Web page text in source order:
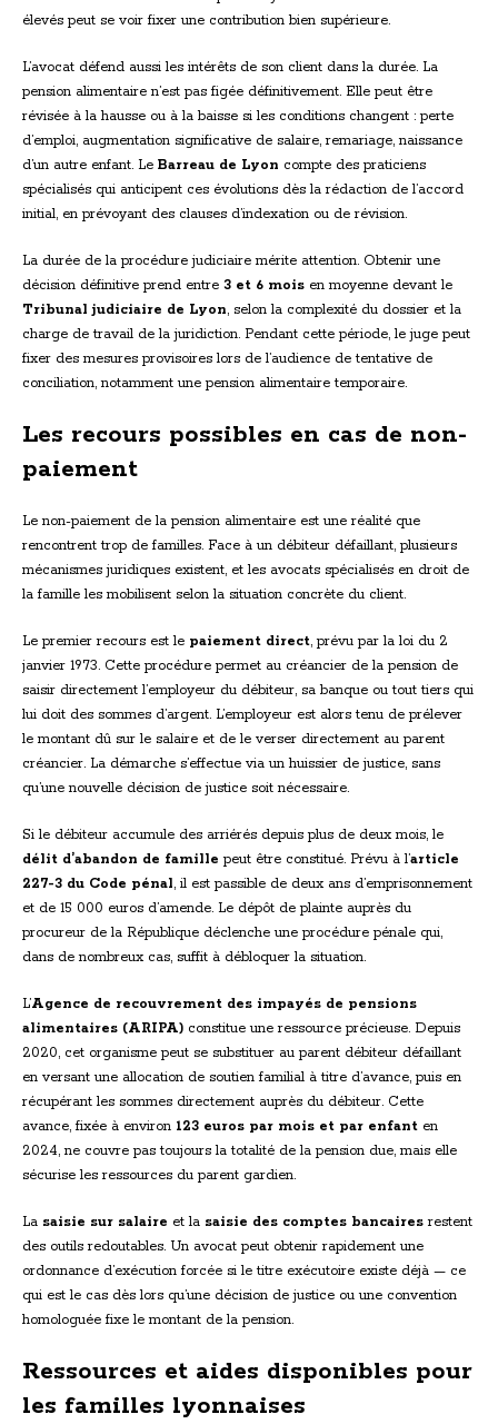
élevés peut se voir fixer une contribution bien supérieure.
L’avocat défend aussi les intérêts de son client dans la durée. La
pension alimentaire n’est pas figée définitivement. Elle peut être
révisée à la hausse ou à la baisse si les conditions changent : perte
d’emploi, augmentation significative de salaire, remariage, naissance
d’un autre enfant. Le Barreau de Lyon compte des praticiens
spécialisés qui anticipent ces évolutions dès la rédaction de l’accord
initial, en prévoyant des clauses d’indexation ou de révision.
La durée de la procédure judiciaire mérite attention. Obtenir une
décision définitive prend entre 3 et 6 mois en moyenne devant le
Tribunal judiciaire de Lyon, selon la complexité du dossier et la
charge de travail de la juridiction. Pendant cette période, le juge peut
fixer des mesures provisoires lors de l’audience de tentative de
conciliation, notamment une pension alimentaire temporaire.
Les recours possibles en cas de non-
paiement
Le non-paiement de la pension alimentaire est une réalité que
rencontrent trop de familles. Face à un débiteur défaillant, plusieurs
mécanismes juridiques existent, et les avocats spécialisés en droit de
la famille les mobilisent selon la situation concrète du client.
Le premier recours est le paiement direct, prévu par la loi du 2
janvier 1973. Cette procédure permet au créancier de la pension de
saisir directement l’employeur du débiteur, sa banque ou tout tiers qui
lui doit des sommes d’argent. L’employeur est alors tenu de prélever
le montant dû sur le salaire et de le verser directement au parent
créancier. La démarche s’effectue via un huissier de justice, sans
qu’une nouvelle décision de justice soit nécessaire.
Si le débiteur accumule des arriérés depuis plus de deux mois, le
délit d’abandon de famille peut être constitué. Prévu à l’article
227-3 du Code pénal, il est passible de deux ans d’emprisonnement
et de 15 000 euros d’amende. Le dépôt de plainte auprès du
procureur de la République déclenche une procédure pénale qui,
dans de nombreux cas, suffit à débloquer la situation.
L’Agence de recouvrement des impayés de pensions
alimentaires (ARIPA) constitue une ressource précieuse. Depuis
2020, cet organisme peut se substituer au parent débiteur défaillant
en versant une allocation de soutien familial à titre d’avance, puis en
récupérant les sommes directement auprès du débiteur. Cette
avance, fixée à environ 123 euros par mois et par enfant en
2024, ne couvre pas toujours la totalité de la pension due, mais elle
sécurise les ressources du parent gardien.
La saisie sur salaire et la saisie des comptes bancaires restent
des outils redoutables. Un avocat peut obtenir rapidement une
ordonnance d’exécution forcée si le titre exécutoire existe déjà — ce
qui est le cas dès lors qu’une décision de justice ou une convention
homologuée fixe le montant de la pension.
Ressources et aides disponibles pour
les familles lyonnaises